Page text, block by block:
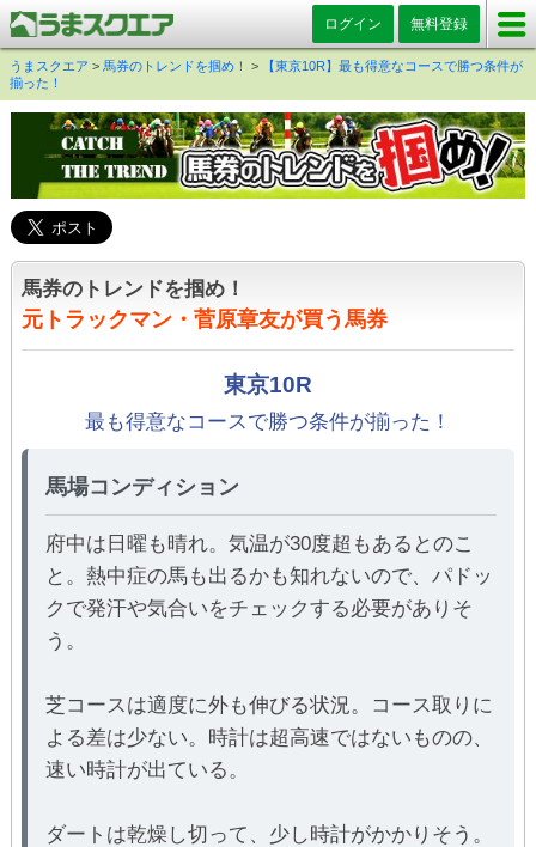
ログイン 無料登録
うまスクエア > 馬券のトレンドを掴め！ >
【東京10R】最も得意なコースで勝つ条件が
揃った！
馬券のトレンドを掴め！
元トラックマン・菅原章友が買う馬券
東京10R
最も得意なコースで勝つ条件が揃った！
馬場コンディション
府中は日曜も晴れ。気温が30度超もあるとのこ
と。熱中症の馬も出るかも知れないので、パドッ
クで発汗や気合いをチェックする必要がありそ
う。
芝コースは適度に外も伸びる状況。コース取りに
よる差は少ない。時計は超高速ではないものの、
速い時計が出ている。
ダートは乾燥し切って、少し時計がかかりそう。